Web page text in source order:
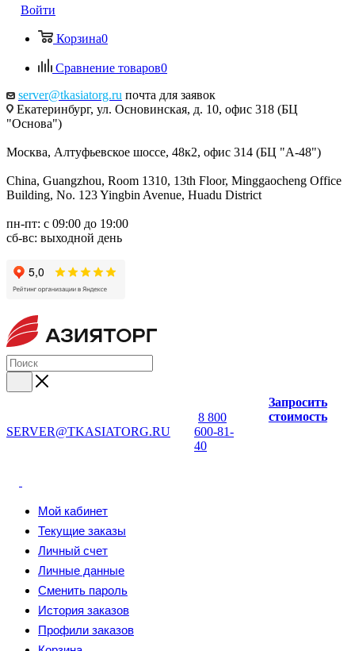
Войти
Корзина0
Сравнение товаров0
server@tkasiatorg.ru почта для заявок
Екатеринбург, ул. Основинская, д. 10, офис 318 (БЦ
"Основа")
Москва, Алтуфьевское шоссе, 48к2, офис 314 (БЦ "А-48")
China, Guangzhou, Room 1310, 13th Floor, Minggaocheng Office
Building, No. 123 Yingbin Avenue, Huadu District
пн-пт: с 09:00 до 19:00
сб-вс: выходной день
SERVER@TKASIATORG.RU
8 800
600-81-
40
Запросить
стоимость
Мой кабинет
Текущие заказы
Личный счет
Личные данные
Сменить пароль
История заказов
Профили заказов